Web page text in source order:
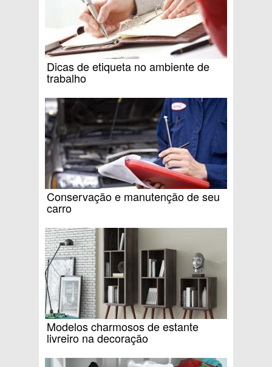
Dicas de etiqueta no ambiente de
trabalho
Conservação e manutenção de seu
carro
Modelos charmosos de estante
livreiro na decoração